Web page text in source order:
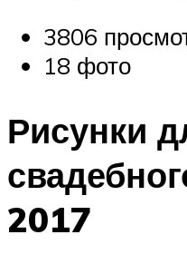
3806
18 фото
Рисунки
2017